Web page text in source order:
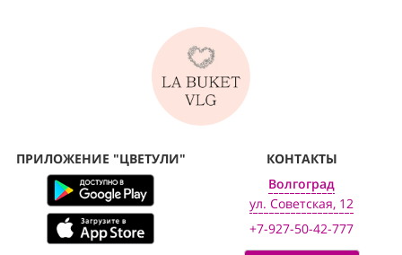
ПРИЛОЖЕНИЕ "ЦВЕТУЛИ"
КОНТАКТЫ
Волгоград
ул. Советская, 12
+7-927-50-42-777